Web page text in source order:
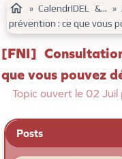
 »CalendrIDEL &... »
prévention : ce que vous
[FNI]
que vous pouvez
Topic ouvert le 02 Juil
Posts